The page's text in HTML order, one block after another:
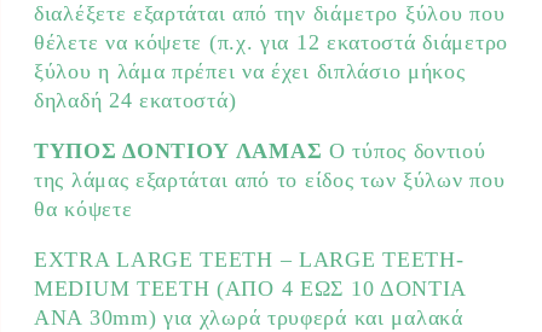
διαλέξετε εξαρτάται από την διάμετρο ξύλου που
θέλετε να κόψετε (π.χ. για 12 εκατοστά διάμετρο
ξύλου η λάμα πρέπει να έχει διπλάσιο μήκος
δηλαδή 24 εκατοστά)
ΤΥΠΟΣ ΔΟΝΤΙΟΥ ΛΑΜΑΣ Ο τύπος δοντιού
της λάμας εξαρτάται από το είδος των ξύλων που
θα κόψετε
EXTRA LARGE TEETH – LARGE TEETH-
MEDIUM ΤΕΕΤΗ (ΑΠΟ 4 ΕΩΣ 10 ΔΟΝΤΙΑ
ΑΝΑ 30mm) για χλωρά τρυφερά και μαλακά